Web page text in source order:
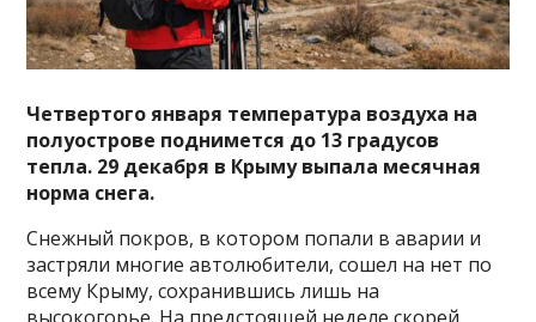
Четвертого января температура воздуха на
полуострове поднимется до 13 градусов
тепла. 29 декабря в Крыму выпала месячная
норма снега.
Снежный покров, в котором попали в аварии и
застряли многие автолюбители, сошел на нет по
всему Крыму, сохранившись лишь на
высокогорье. На предстоящей неделе скорей